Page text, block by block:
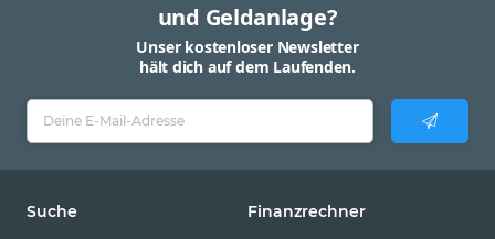
und Geldanlage?
Unser kostenloser Newsletter
hält dich auf dem Laufenden.
Suche Finanzrechner